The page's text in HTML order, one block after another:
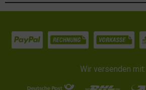
Wir versenden mit: